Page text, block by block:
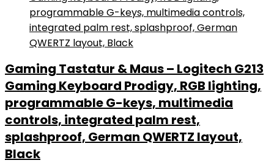
Gaming Tastatur & Maus – Logitech G213
Gaming Keyboard Prodigy, RGB lighting,
programmable G-keys, multimedia
controls, integrated palm rest,
splashproof, German QWERTZ layout,
Black